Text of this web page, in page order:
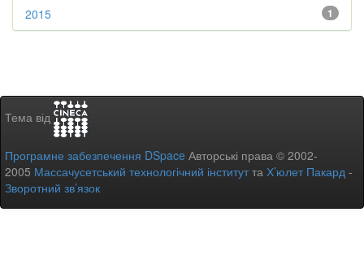
1
2015
Тема від
Програмне забезпечення DSpace Авторські права © 2002-
2005 Массачусетський технологічний інститутта Х’юлет Пакард -
Зворотний зв’язок